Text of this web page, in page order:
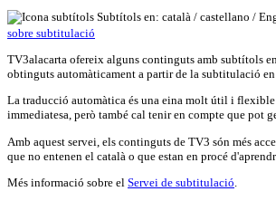
Subtítols en: català / castellano /
sobre subtitulació
TV3alacarta ofereix alguns continguts amb subtítols
obtinguts automàticament a partir de la subtitulació en
La traducció automàtica és una eina molt útil i flexible
immediatesa, però també cal tenir en compte que pot
Amb aquest servei, els continguts de TV3 són més
que no entenen el català o que estan en procé
Més informació sobre el Servei de subtitulació